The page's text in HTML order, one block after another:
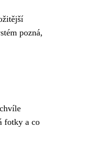
pozná,
fotky a co